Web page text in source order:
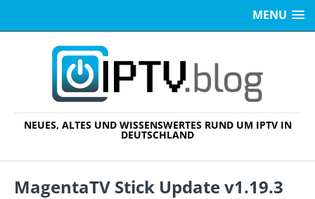
MENU
NEUES, ALTES UND WISSENSWERTES RUND UM IPTV IN
DEUTSCHLAND
MagentaTV Stick Update v1.19.3